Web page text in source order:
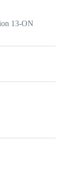
13-ON